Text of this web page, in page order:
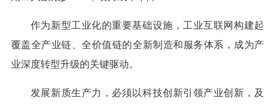
作为新型工业化的重要基础设施，工业互联网构建起
覆盖全产业链、全价值链的全新制造和服务体系，成为产
业深度转型升级的关键驱动。
发展新质生产力，必须以科技创新引领产业创新，及